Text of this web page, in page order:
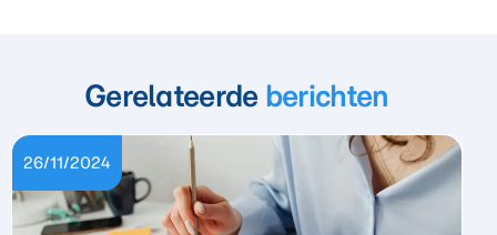
Gerelateerde berichten
26/11/2024